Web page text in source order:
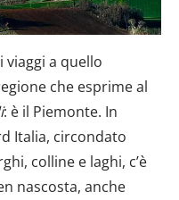
viaggi a quello
che esprime al
: è il Piemonte. In
Italia, circondato
colline e laghi, c’è
nascosta, anche